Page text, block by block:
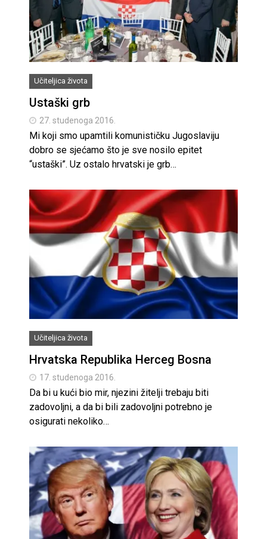
Učiteljica života
Ustaški grb
27. studenoga 2016.
Mi koji smo upamtili komunističku Jugoslaviju
dobro se sjećamo što je sve nosilo epitet
“ustaški”. Uz ostalo hrvatski je grb…
Učiteljica života
Hrvatska Republika Herceg Bosna
17. studenoga 2016.
Da bi u kući bio mir, njezini žitelji trebaju biti
zadovoljni, a da bi bili zadovoljni potrebno je
osigurati nekoliko…